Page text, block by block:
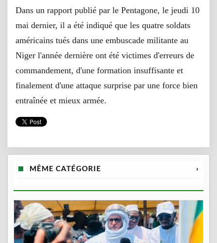
Dans un rapport publié par le Pentagone, le jeudi 10
mai dernier, il a été indiqué que les quatre soldats
américains tués dans une embuscade militante au
Niger l'année dernière ont été victimes d'erreurs de
commandement, d'une formation insuffisante et
finalement d'une attaque surprise par une force bien
entraînée et mieux armée.
MÊME CATÉGORIE ›